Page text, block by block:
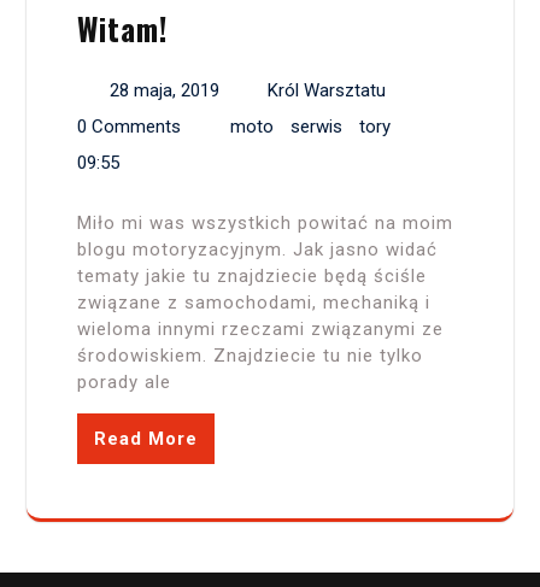
Witam!
28 maja, 2019
Król Warsztatu
0 Comments
moto serwis
tory
09:55
Miło mi was wszystkich powitać na moim
blogu motoryzacyjnym. Jak jasno widać
tematy jakie tu znajdziecie będą ściśle
związane z samochodami, mechaniką i
wieloma innymi rzeczami związanymi ze
środowiskiem. Znajdziecie tu nie tylko
porady ale
Read More